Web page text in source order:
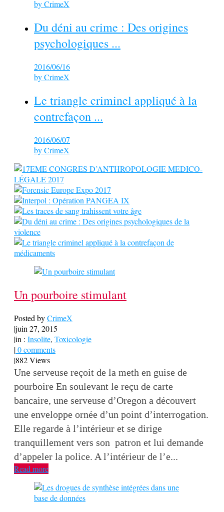
byCrimeX
Du déni au crime : Des origines
psychologiques ...
2016/06/16
byCrimeX
Le triangle criminel appliqué à la
contrefaçon ...
2016/06/07
byCrimeX
Un pourboire stimulant
Posted byCrimeX
|juin 27, 2015
|in : Insolite, Toxicologie
|0 comments
|882 Views
Une serveuse reçoit de la meth en guise de
pourboire En soulevant le reçu de carte
bancaire, une serveuse d’Oregon a découvert
une enveloppe ornée d’un point d’interrogation.
Elle regarde à l’intérieur et se dirige
tranquillement vers son patron et lui demande
d’appeler la police. A l’intérieur de l’e...
Read more